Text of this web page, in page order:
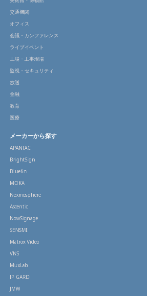
交通機関
オフィス
会議・カンファレンス
ライブイベント
工場・工事現場
監視・セキュリティ
放送
金融
教育
医療
メーカーから探す
APANTAC
BrightSign
Bluefin
MOKA
Nexmosphere
Ascentic
NowSignage
SENSMI
Matrox Video
VNS
MuxLab
IP GARD
JMW